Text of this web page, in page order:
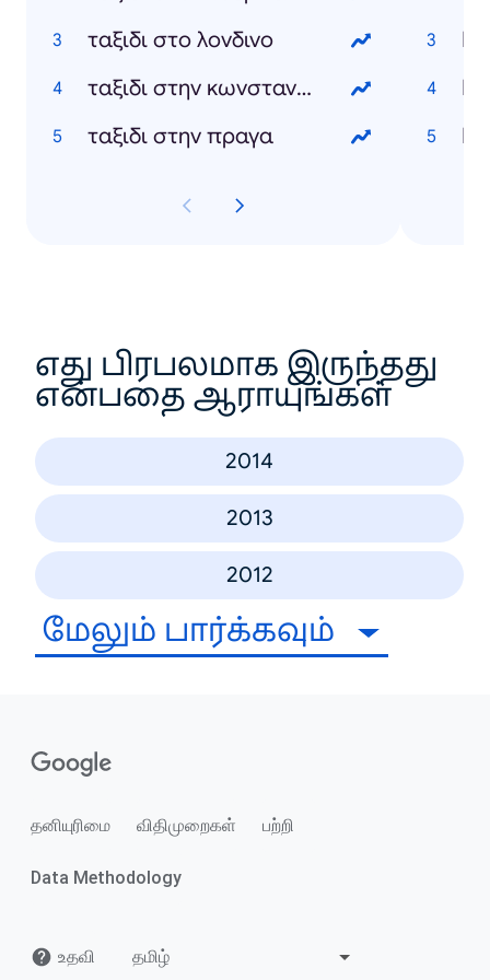
ταξιδι στο λονδινο
ταξιδι στην κωνσταντινουπολη
ταξιδι στην πραγα
எது பிரபலமாக இருந்தது
என்பதை ஆராயுங்கள்
2014
2013
2012
மேலும் பார்க்கவும்
தனியுரிமை விதிமுறைகள் பற்றி
Data Methodology
உதவி